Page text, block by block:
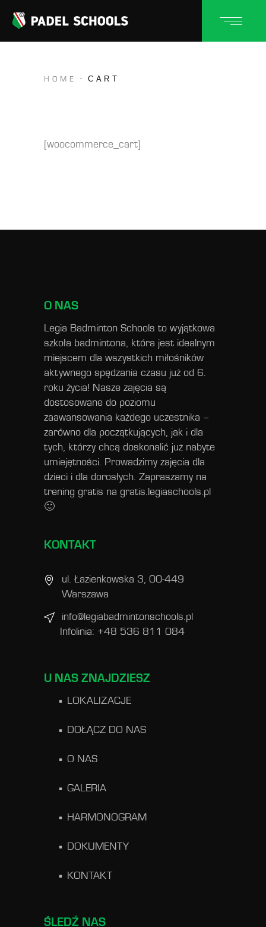
HOME CART
[woocommerce_cart]
O NAS
Legia Badminton Schools to wyjątkowa
szkoła badmintona, która jest idealnym
miejscem dla wszystkich miłośników
aktywnego spędzania czasu już od 6.
roku życia! Nasze zajęcia są
dostosowane do poziomu
zaawansowania każdego uczestnika –
zarówno dla początkujących, jak i dla
tych, którzy chcą doskonalić już nabyte
umiejętności. Prowadzimy zajęcia dla
dzieci i dla dorosłych. Zapraszamy na
trening gratis na gratis.legiaschools.pl
🙂
KONTAKT
ul. Łazienkowska 3, 00-449
Warszawa
info@legiabadmintonschools.pl
Infolinia: +48 536 811 084
U NAS ZNAJDZIESZ
LOKALIZACJE
DOŁĄCZ DO NAS
O NAS
GALERIA
HARMONOGRAM
DOKUMENTY
KONTAKT
ŚLEDŹ NAS